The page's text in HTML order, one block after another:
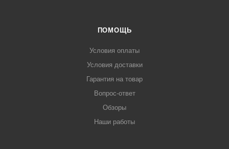
ПОМОЩЬ
Условия оплаты
Условия доставки
Гарантия на товар
Вопрос-ответ
Обзоры
Наши работы